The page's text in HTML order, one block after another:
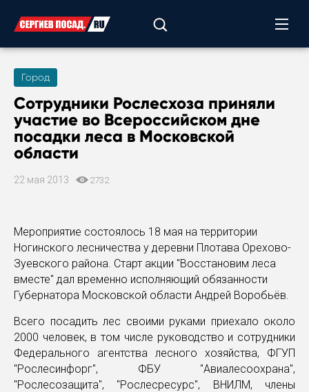
Город
Сотрудники Рослесхоза приняли
участие во Всероссийском дне
посадки леса в Московской
области
22 мая 2013 2732
Мероприятие состоялось 18 мая на территории
Ногинского лесничества у деревни Плотава Орехово-
Зуевского района. Старт акции "Восстановим леса
вместе" дал временно исполняющий обязанности
Губернатора Московской области Андрей Воробьёв.
Всего посадить лес своими руками приехало около
2000 человек, в том числе руководство и сотрудники
Федерального агентства лесного хозяйства, ФГУП
"Рослесинфорг", ФБУ "Авиалесоохрана",
"Рослесозащита", "Рослесресурс", ВНИЛМ, члены